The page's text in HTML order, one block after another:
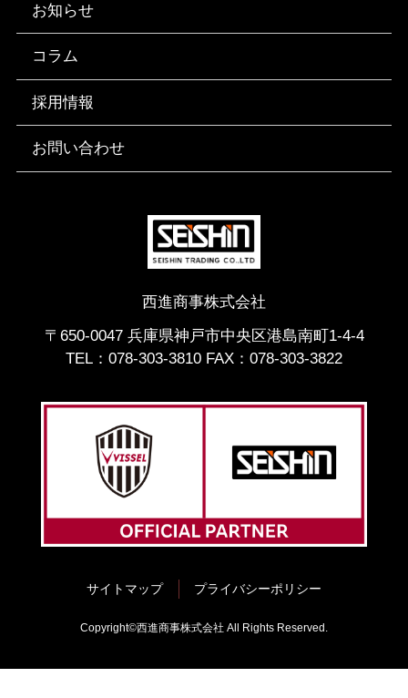
お知らせ
コラム
採用情報
お問い合わせ
西進商事株式会社
〒650-0047 兵庫県神戸市中央区港島南町1-4-4
TEL： 078-303-3810 FAX：078-303-3822
サイトマップ プライバシーポリシー
Copyright©︎西進商事株式会社 All Rights Reserved.